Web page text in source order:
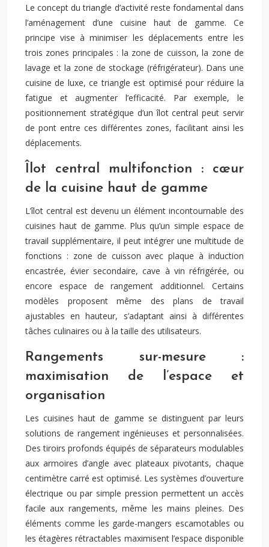
Le concept du triangle d’activité reste fondamental dans
l’aménagement d’une cuisine haut de gamme. Ce
principe vise à minimiser les déplacements entre les
trois zones principales : la zone de cuisson, la zone de
lavage et la zone de stockage (réfrigérateur). Dans une
cuisine de luxe, ce triangle est optimisé pour réduire la
fatigue et augmenter l’efficacité. Par exemple, le
positionnement stratégique d’un îlot central peut servir
de pont entre ces différentes zones, facilitant ainsi les
déplacements.
Îlot central multifonction : cœur
de la cuisine haut de gamme
L’îlot central est devenu un élément incontournable des
cuisines haut de gamme. Plus qu’un simple espace de
travail supplémentaire, il peut intégrer une multitude de
fonctions : zone de cuisson avec plaque à induction
encastrée, évier secondaire, cave à vin réfrigérée, ou
encore espace de rangement additionnel. Certains
modèles proposent même des plans de travail
ajustables en hauteur, s’adaptant ainsi à différentes
tâches culinaires ou à la taille des utilisateurs.
Rangements sur-mesure :
maximisation de l’espace et
organisation
Les cuisines haut de gamme se distinguent par leurs
solutions de rangement ingénieuses et personnalisées.
Des tiroirs profonds équipés de séparateurs modulables
aux armoires d’angle avec plateaux pivotants, chaque
centimètre carré est optimisé. Les systèmes d’ouverture
électrique ou par simple pression permettent un accès
facile aux rangements, même les mains pleines. Des
éléments comme les garde-mangers escamotables ou
les étagères rétractables maximisent l’espace disponible